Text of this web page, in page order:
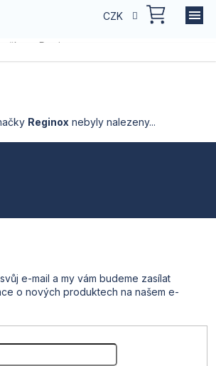
CZK
Reginox
Reginox nebyly nalezeny...
e-mail a my vám budeme zasílat
o nových produktech na našem e-